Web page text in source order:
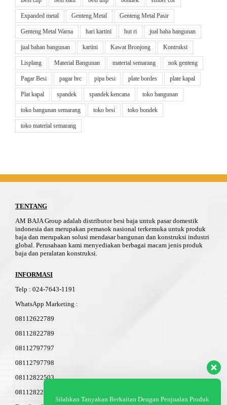
Expanded metal Genteng Metal Genteng Metal Pasir
Genteng Metal Warna hari kartini hut ri jual baha bangunan
jual bahan bangunan kartini Kawat Bronjong Kontruksi
Lisplang Material Bangunan material semarang nok genteng
Pagar Besi pagar brc pipa besi plate bordes plate kapal
Plat kapal spandek spandek kencana toko bangunan
toko bangunan semarang toko besi toko bondek
toko material semarang
TENTANG
AM BAJA Group adalah distributor besi baja untuk pasar domestik
indonesia dan merupakan pemasok nasional terkemuka untuk produk
baja dan merupakan solusi mendasar bangunan dan konstruksi industri
global. Perusahaan kami menyediakan berbagai macam jenis produk
baja dan peralatan konstruksi.
INFORMASI
Telp : 024-7643-11 91
WhatsApp Marketing :
08112622789
08112822789
08112797797
08112797798
08112822503
08112822603
Silahkan Tanyakan Berkaitan Dengan Penjualan Produk